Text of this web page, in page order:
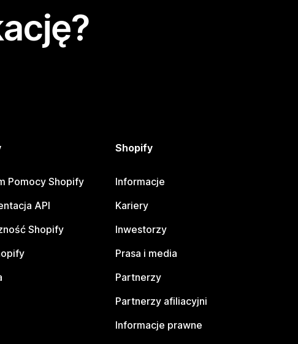
Pomocy Shopify
API
Shopify
Shopify
Informacje
Kariery
Inwestorzy
Prasa i media
Partnerzy
Partnerzy afiliacyjni
Informacje prawne